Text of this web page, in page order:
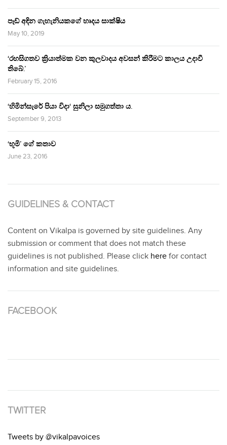
පෑඩ් අඳින ගැහැනියකගේ හෘදය සාක්ෂිය
May 10, 2019
‘රහසිගතව ක්‍රියාත්මක වන කුලවාදය අවසන් කිරීමට කාලය උදාවී
තිබේ.’
February 15, 2016
‘හිමින්සැරේ පියා විදා‘ සුනිලා සමුගත්තා ය.
September 9, 2013
‘භූමි’ ගේ කතාව
June 23, 2016
GUIDELINES & CONTACT
Content on Vikalpa is governed by site guidelines. Any
submission or comment that does not match these
guidelines is not published. Please click here for contact
information and site guidelines.
FACEBOOK
TWITTER
Tweets by @vikalpavoices